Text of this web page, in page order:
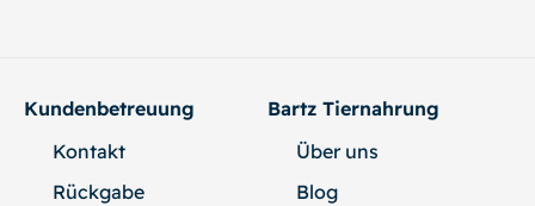
Kundenbetreuung
Kontakt
Rückgabe
Bartz Tiernahrung
Über uns
Blog